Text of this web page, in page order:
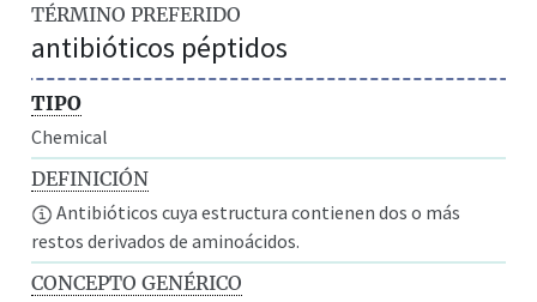
TÉRMINO PREFERIDO
antibióticos péptidos
TIPO
Chemical
DEFINICIÓN
Antibióticos cuya estructura contienen dos o más
restos derivados de aminoácidos.
CONCEPTO GENÉRICO